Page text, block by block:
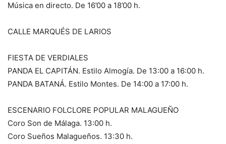
Música en directo. De 16’00 a 18’00 h.
CALLE MARQUÉS DE LARIOS
FIESTA DE VERDIALES
PANDA EL CAPITÁN. Estilo Almogía. De 13:00 a 16:00 h.
PANDA BATANÁ. Estilo Montes. De 14:00 a 17:00 h.
ESCENARIO FOLCLORE POPULAR MALAGUEÑO
Coro Son de Málaga. 13:00 h.
Coro Sueños Malagueños. 13:30 h.